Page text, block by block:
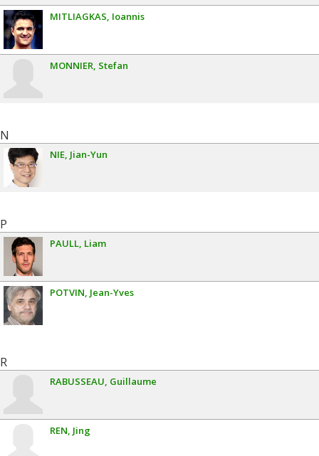
MITLIAGKAS Ioannis
MONNIER Stefan
N
NIE Jian-Yun
P
PAULL Liam
POTVIN Jean-Yves
R
RABUSSEAU Guillaume
REN Jing